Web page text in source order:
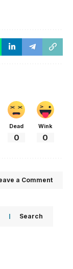
Dead
0
Wink
0
a Comment
Search